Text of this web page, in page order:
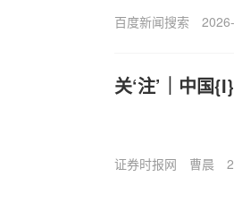
百度新闻搜索
关‘注’｜中国
证券时报网 曹晨